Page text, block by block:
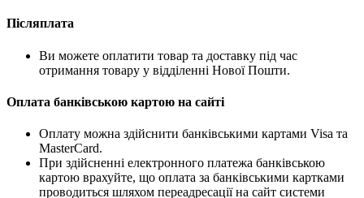
Післяплата
Ви можете оплатити товар та доставку під час
отримання товару у відділенні Нової Пошти.
Оплата банківською картою на сайті
Оплату можна здійснити банківськими картами Visa та
MasterCard.
При здійсненні електронного платежа банківською
картою врахуйте, що оплата за банківськими картками
проводиться шляхом переадресації на сайт системи